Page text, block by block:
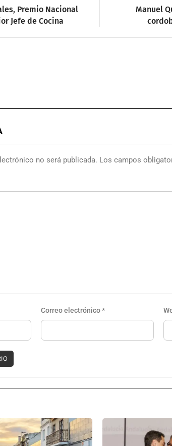
Premio Nacional
Jefe de Cocina
Manuel
no será publicada. Los campos
Correo electrónico*